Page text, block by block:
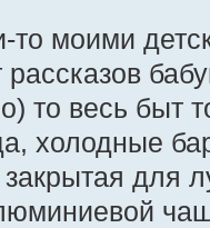
то моими
то весь быт
холодные
для